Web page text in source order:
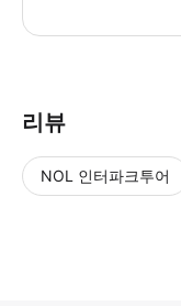
리뷰
NOL 인터파크투어